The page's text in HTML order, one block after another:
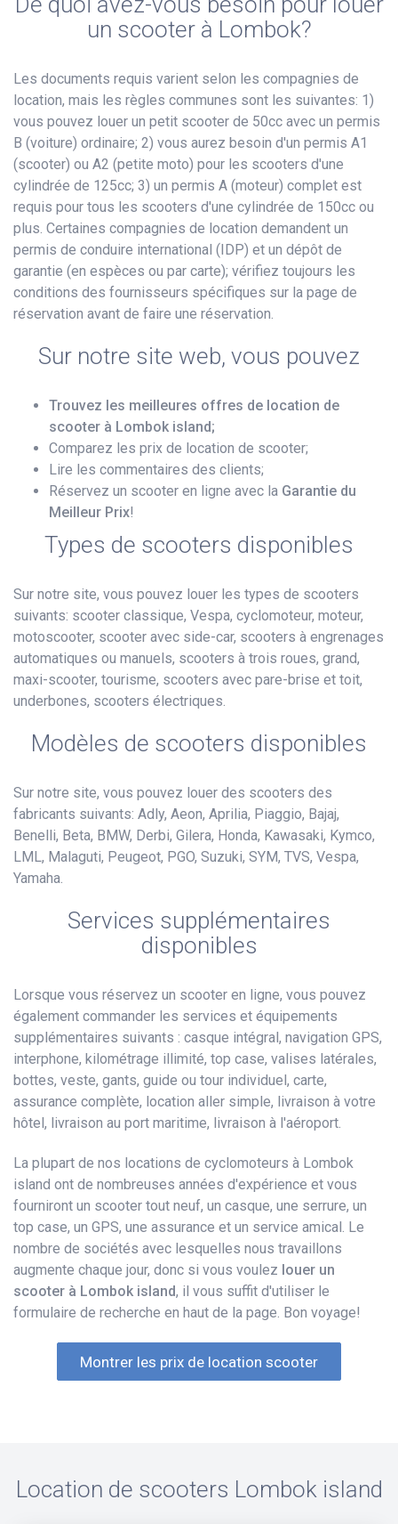
un scooter à Lombok?
Les documents requis varient selon les compagnies de
location, mais les règles communes sont les suivantes: 1)
vous pouvez louer un petit scooter de 50cc avec un permis
B (voiture) ordinaire; 2) vous aurez besoin d'un permis A1
(scooter) ou A2 (petite moto) pour les scooters d'une
cylindrée de 125cc; 3) un permis A (moteur) complet est
requis pour tous les scooters d'une cylindrée de 150cc ou
plus. Certaines compagnies de location demandent un
permis de conduire international (IDP) et un dépôt de
garantie (en espèces ou par carte); vérifiez toujours les
conditions des fournisseurs spécifiques sur la page de
réservation avant de faire une réservation.
Sur notre site web, vous pouvez
Trouvez les meilleures offres de location de
scooter à Lombok island;
Comparez les prix de location de scooter;
Lire les commentaires des clients;
Réservez un scooter en ligne avec la Garantie du
Meilleur Prix!
Types de scooters disponibles
Sur notre site, vous pouvez louer les types de scooters
suivants: scooter classique, Vespa, cyclomoteur, moteur,
motoscooter, scooter avec side-car, scooters à engrenages
automatiques ou manuels, scooters à trois roues, grand,
maxi-scooter, tourisme, scooters avec pare-brise et toit,
underbones, scooters électriques.
Modèles de scooters disponibles
Sur notre site, vous pouvez louer des scooters des
fabricants suivants: Adly, Aeon, Aprilia, Piaggio, Bajaj,
Benelli, Beta, BMW, Derbi, Gilera, Honda, Kawasaki, Kymco,
LML, Malaguti, Peugeot, PGO, Suzuki, SYM, TVS, Vespa,
Yamaha.
Services supplémentaires
disponibles
Lorsque vous réservez un scooter en ligne, vous pouvez
également commander les services et équipements
supplémentaires suivants : casque intégral, navigation GPS,
interphone, kilométrage illimité, top case, valises latérales,
bottes, veste, gants, guide ou tour individuel, carte,
assurance complète, location aller simple, livraison à votre
hôtel, livraison au port maritime, livraison à l'aéroport.
La plupart de nos locations de cyclomoteurs à Lombok
island ont de nombreuses années d'expérience et vous
fourniront un scooter tout neuf, un casque, une serrure, un
top case, un GPS, une assurance et un service amical. Le
nombre de sociétés avec lesquelles nous travaillons
augmente chaque jour, donc si vous voulez louer un
scooter à Lombok island, il vous suffit d'utiliser le
formulaire de recherche en haut de la page. Bon voyage!
Montrer les prix de location scooter
Location de scooters Lombok island